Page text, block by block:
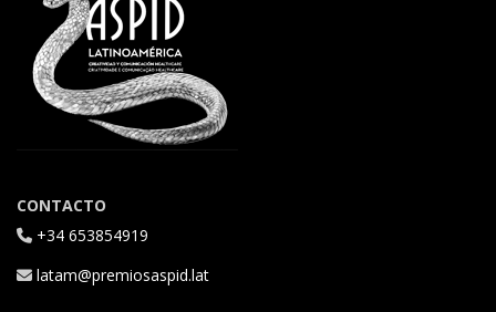
CONTACTO
+34 653854919
latam@premiosaspid.lat